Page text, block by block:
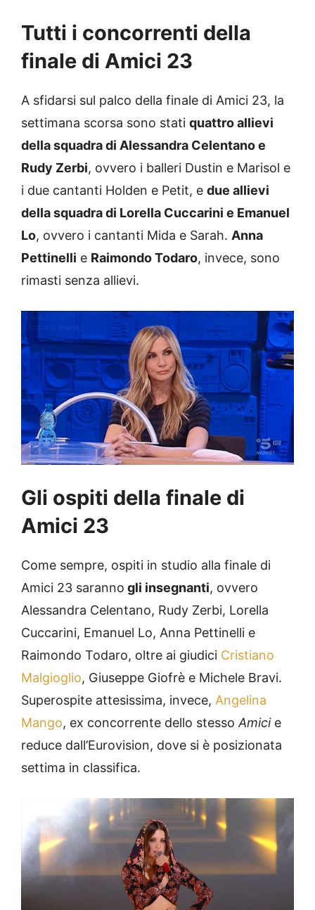
Tutti i concorrenti della
finale di Amici 23
A sfidarsi sul palco della finale di Amici 23, la
settimana scorsa sono stati quattro allievi
della squadra di Alessandra Celentano e
Rudy Zerbi, ovvero i balleri Dustin e Marisol e
i due cantanti Holden e Petit, e due allievi
della squadra di Lorella Cuccarini e Emanuel
Lo, ovvero i cantanti Mida e Sarah. Anna
Pettinelli e Raimondo Todaro, invece, sono
rimasti senza allievi.
Gli ospiti della finale di
Amici 23
Come sempre, ospiti in studio alla finale di
Amici 23 saranno gli insegnanti, ovvero
Alessandra Celentano, Rudy Zerbi, Lorella
Cuccarini, Emanuel Lo, Anna Pettinelli e
Raimondo Todaro, oltre ai giudici Cristiano
Malgioglio, Giuseppe Giofrè e Michele Bravi.
Superospite attesissima, invece, Angelina
Mango, ex concorrente dello stesso Amicie
reduce dall’Eurovision, dove si è posizionata
settima in classifica.